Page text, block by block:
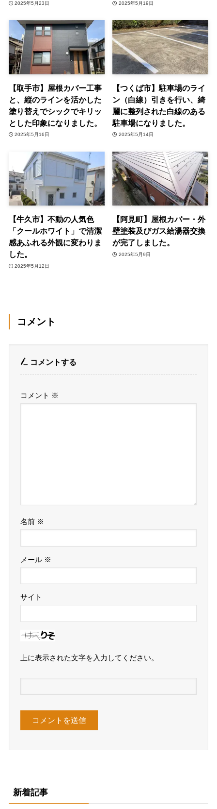
2025年5月23日 2025年5月19日
【取手市】屋根カバー工事
と、縦のラインを活かした
塗り替えでシックでキリッ
とした印象になりました。
2025年5月16日
【つくば市】駐車場のライ
ン（白線）引きを行い、綺
麗に整列された白線のある
駐車場になりました。
2025年5月14日
【牛久市】不動の人気色
「クールホワイト」で清潔
感あふれる外観に変わりま
した。
2025年5月12日
【阿見町】屋根カバー・外
壁塗装及びガス給湯器交換
が完了しました。
2025年5月9日
コメント
コメントする
コメント ※
名前 ※
メール ※
サイト
上に表示された文字を入力してください。
新着記事